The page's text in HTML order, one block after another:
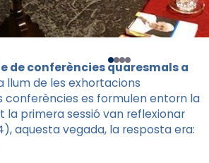
de conferències quaresmals a
llum de les exhortacions
conferències es formulen entorn la
la primera sessió van reflexionar
aquesta vegada, la resposta era: